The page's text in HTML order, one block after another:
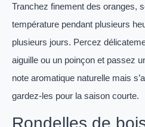
Tranchez finement des oranges,
température pendant plusieurs
plusieurs jours. Percez
aiguille ou un poinçon et passez
note aromatique naturelle mais
gardez-les pour la saison courte.